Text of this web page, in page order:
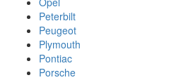
Peterbilt
Peugeot
Plymouth
Pontiac
Porsche